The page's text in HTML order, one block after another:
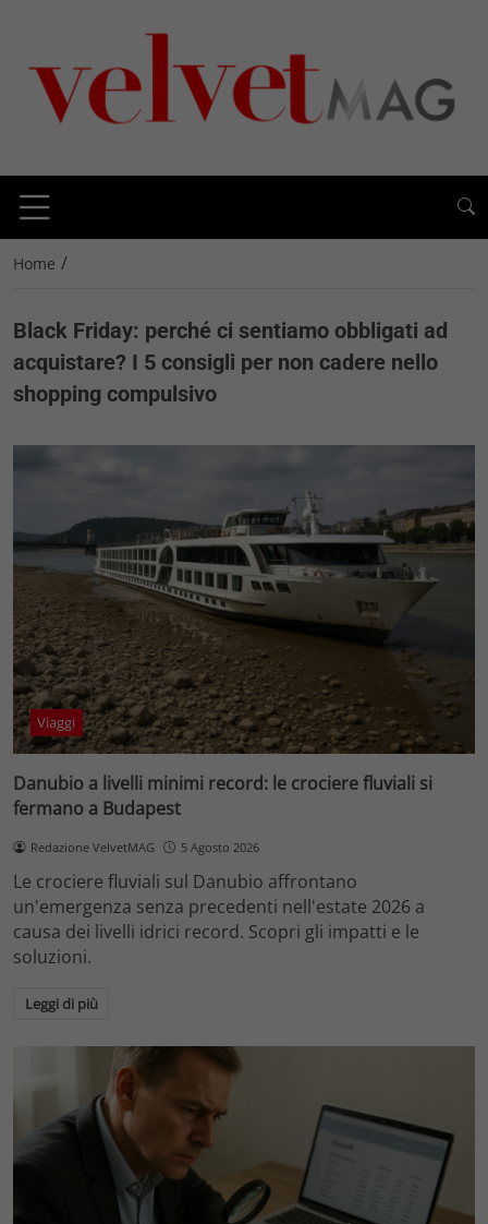
Home /
Black Friday: perché ci sentiamo obbligati ad
acquistare? I 5 consigli per non cadere nello
shopping compulsivo
Viaggi
Danubio a livelli minimi record: le crociere fluviali si
fermano a Budapest
Redazione VelvetMAG 5 Agosto 2026
Le crociere fluviali sul Danubio affrontano
un'emergenza senza precedenti nell'estate 2026 a
causa dei livelli idrici record. Scopri gli impatti e le
soluzioni.
Leggi di più